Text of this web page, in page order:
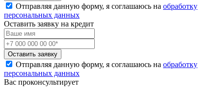
Отправляя данную форму, я соглашаюсь на обработку
персональных данных
Оставить заявку на кредит
Оставить заявку
Отправляя данную форму, я соглашаюсь на обработку
персональных данных
Вас проконсультирует